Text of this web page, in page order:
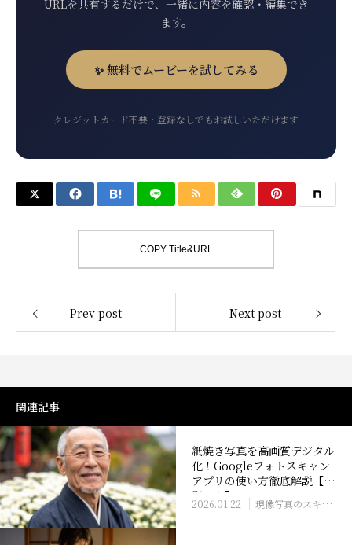
URLを共有するだけで、一緒に内容を確認・編集でき
ます。
✨ 無料でムービーを試してみる
クレジットカード不要・登録なしでもお試しいただけます
COPY Title&URL
Prev post Next post
関連記事
紙焼き写真を高画質デジタル
化！Googleフォトスキャン
アプリの使い方徹底解説【遺
影にも】
2026.01.22 現像写真のスキャン・データ化